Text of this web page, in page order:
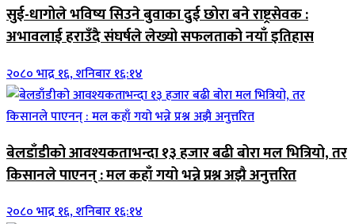
सुई-धागोले भविष्य सिउने बुवाका दुई छोरा बने राष्ट्रसेवक :
अभावलाई हराउँदै संघर्षले लेख्यो सफलताको नयाँ इतिहास
२०८० भाद्र १६, शनिबार १६:१४
बेलडाँडीको आवश्यकताभन्दा १३ हजार बढी बोरा मल भित्रियो, तर
किसानले पाएनन् : मल कहाँ गयो भन्ने प्रश्न अझै अनुत्तरित
२०८० भाद्र १६, शनिबार १६:१४